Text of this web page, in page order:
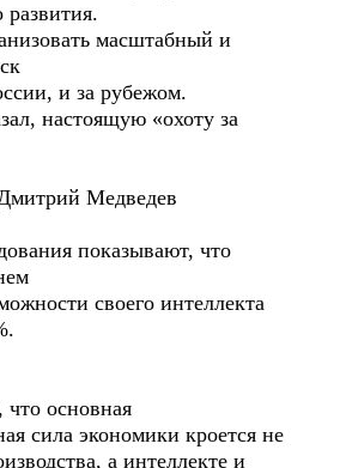
развития.
масштабный и
и за рубежом.
настоящую «охоту за
Медведев
показывают, что
своего интеллекта
основная
сила экономики кроется не
а интеллекте и